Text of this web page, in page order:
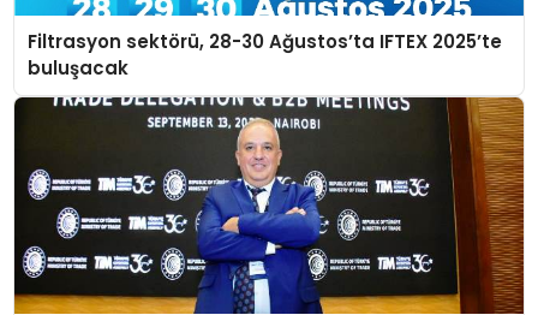
Filtrasyon sektörü, 28-30 Ağustos’ta IFTEX 2025’te
buluşacak